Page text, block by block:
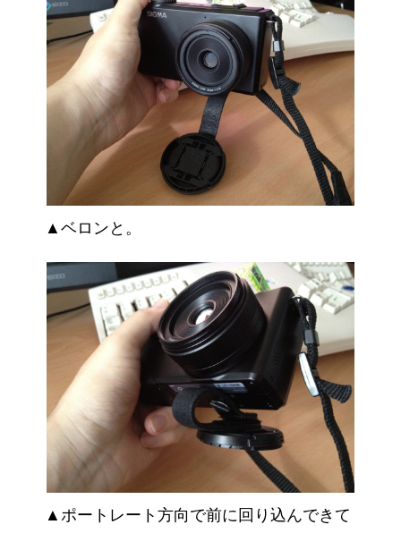
▲ベロンと。
▲ポートレート方向で前に回り込んできて